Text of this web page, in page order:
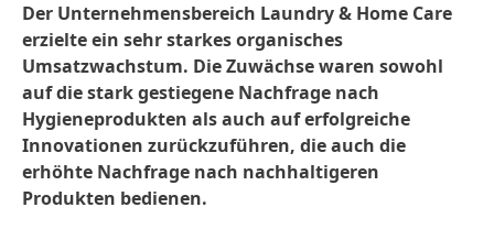
Der Unternehmensbereich Laundry & Home Care
erzielte ein sehr starkes organisches
Umsatzwachstum. Die Zuwächse waren sowohl
auf die stark gestiegene Nachfrage nach
Hygieneprodukten als auch auf erfolgreiche
Innovationen zurückzuführen, die auch die
erhöhte Nachfrage nach nachhaltigeren
Produkten bedienen.